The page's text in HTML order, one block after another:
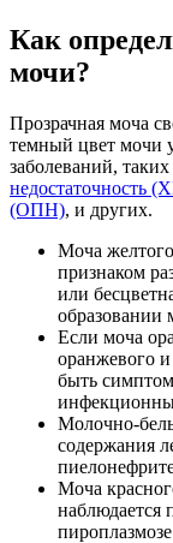
Как
мочи?
Прозрачная моча
темный цвет мочи
заболеваний, таких
недостаточность
(ОПН), и других.
Моча
признаком
или
образовании
Если моча
оранжевого
быть
Молочно-
содержания
Моча
наблюдается